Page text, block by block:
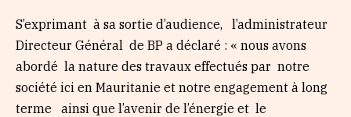
S’exprimant à sa sortie d’audience, l’administrateur
Directeur Général de BP a déclaré : « nous avons
abordé la nature des travaux effectués par notre
société ici en Mauritanie et notre engagement à long
terme ainsi que l’avenir de l’énergie et le